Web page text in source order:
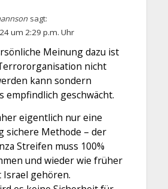
sagt:
um 2:29 p.m. Uhr
Meinung dazu ist
nicht
kann sondern
empfindlich geschwächt.
eigentlich nur eine
sichere Methode – der
Streifen muss 100%
und wieder wie früher
Israel gehören.